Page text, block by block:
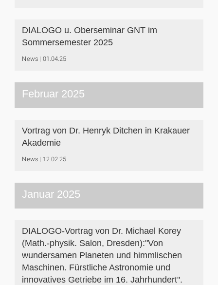
DIALOGO u. Oberseminar GNT im
Sommersemester 2025
News 01.04.25
Februar 2025
Vortrag von Dr. Henryk Ditchen in Krakauer
Akademie
News 12.02.25
Januar 2025
DIALOGO-Vortrag von Dr. Michael Korey
(Math.-physik. Salon, Dresden):"Von
wundersamen Planeten und himmlischen
Maschinen. Fürstliche Astronomie und
innovatives Getriebe im 16. Jahrhundert".